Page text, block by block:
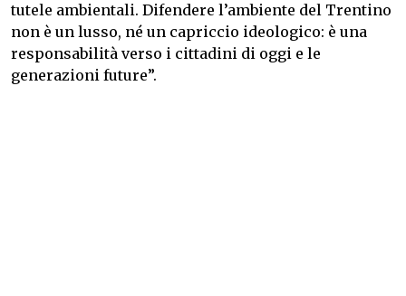
tutele ambientali. Difendere l’ambiente del Trentino
non è un lusso, né un capriccio ideologico: è una
responsabilità verso i cittadini di oggi e le
generazioni future”.